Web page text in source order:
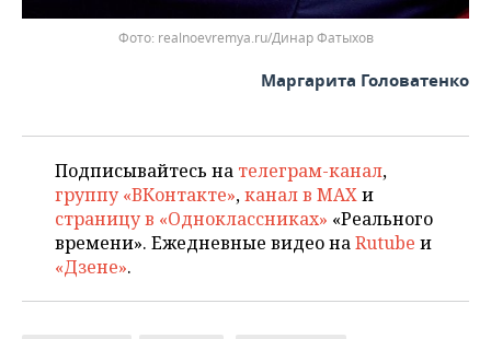
realnoevremya.ru/Динар Фатыхов
Маргарита Головатенко
Подписывайтесь на телеграм-канал,
группу «ВКонтакте»,канал в MAXи
страницу в «Одноклассниках» «Реального
времени». Ежедневные видео наRutube и
«Дзене».